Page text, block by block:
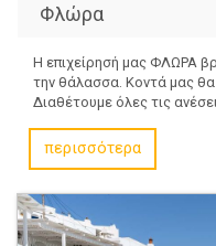
Φλώρα
Η επιχείρησή μας ΦΛΩΡΑ
την θάλασσα. Κοντά μας θα
Διαθέτουμε όλες τις
περισσότερα